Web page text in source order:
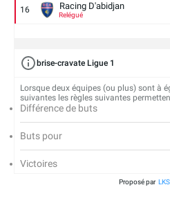
16 Racing D'abidjan
Relégué
brise-cravate Ligue 1
Lorsque deux équipes (ou plus) sont à
suivantes les règles suivantes
Différence de buts
Buts pour
Victoires
Proposé par